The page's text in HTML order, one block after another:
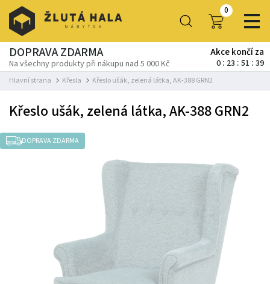
0
DOPRAVA ZDARMA
Na všechny produkty při nákupu nad 5 000 Kč
Akce končí za
0 23 51 38
Hlavní strana Křesla Křeslo ušák, zelená látka, AK-388 GRN2
Křeslo ušák, zelená látka, AK-388 GRN2
DOPRAVA ZDARMA